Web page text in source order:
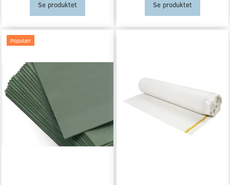
Se produktet Se produktet
Populær